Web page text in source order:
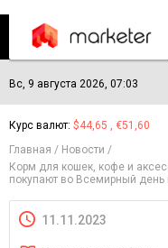
Вс, 9 августа 2026, 07:03
Курс валют: $44,65 , €51,60
Главная
Новости
Корм для кошек, кофе и
покупают во Всемирный день
11.11.2023